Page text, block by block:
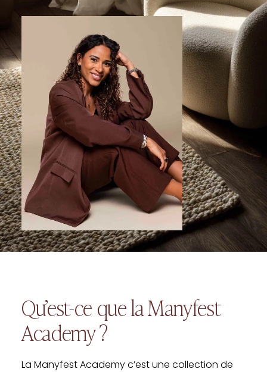
Qu’est-ce que la Manyfest
Academy ?
La Manyfest Academy c’est une collection de